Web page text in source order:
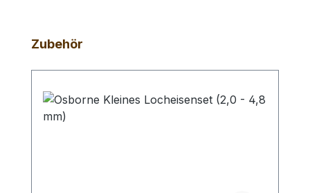
Produktgalerie überspringen
Zubehör